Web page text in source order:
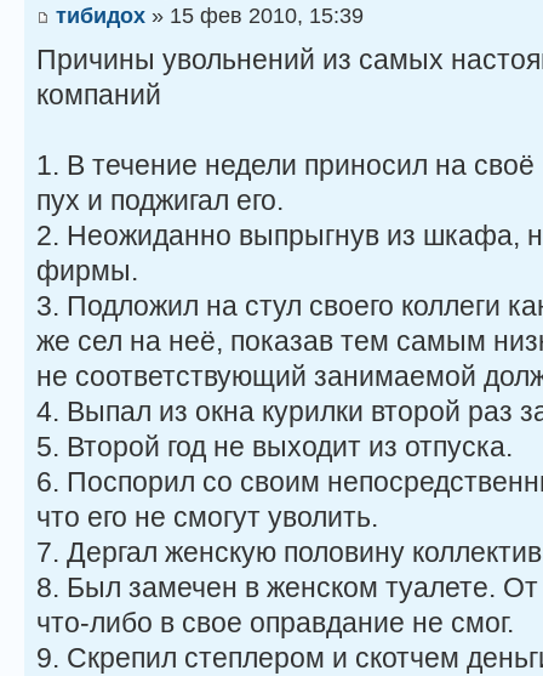
тибидох » 15 фев 2010, 15:39
Причины увольнений из самых
компаний
1. В течение недели приносил на
пух и поджигал его.
2. Неожиданно выпрыгнув из шкафа,
фирмы.
3. Подложил на стул своего коллеги
же сел на неё, показав тем самым
не соответствующий занимаемой
4. Выпал из окна курилки второй раз
5. Второй год не выходит из отпуска.
6. Поспорил со своим
что его не смогут уволить.
7. Дергал женскую половину
8. Был замечен в женском туалете. От
что-либо в свое оправдание не смог.
9. Скрепил степлером и скотчем